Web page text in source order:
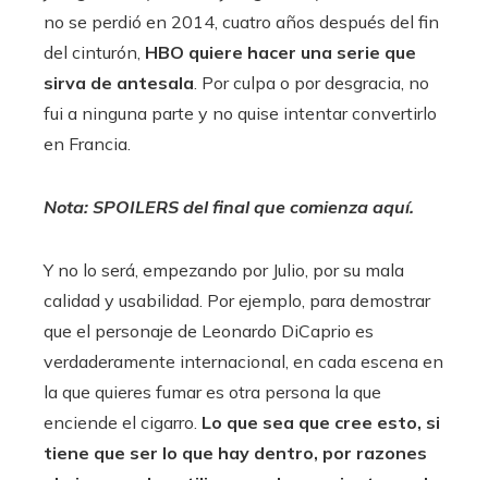
no se perdió en 2014, cuatro años después del fin
del cinturón, HBO quiere hacer una serie que
sirva de antesala. Por culpa o por desgracia, no
fui a ninguna parte y no quise intentar convertirlo
en Francia.
Nota: SPOILERS del final que comienza aquí.
Y no lo será, empezando por Julio, por su mala
calidad y usabilidad. Por ejemplo, para demostrar
que el personaje de Leonardo DiCaprio es
verdaderamente internacional, en cada escena en
la que quieres fumar es otra persona la que
enciende el cigarro. Lo que sea que cree esto, si
tiene que ser lo que hay dentro, por razones